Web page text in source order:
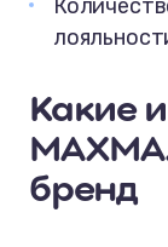
Какие
бренд